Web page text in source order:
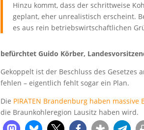
Hinzu kommt, dass der schrittweise
geplant, eher unrealistisch erscheint.
es aus rein betriebswirtschaftlichen
befürchtet Guido Körber,
Gekoppelt ist der Beschluss des Gesetzes
fehlen – eigentlich fehlt sogar ein Plan.
Die PIRATEN Brandenburg haben
die Braunkohleregion Lausitz haben wird.